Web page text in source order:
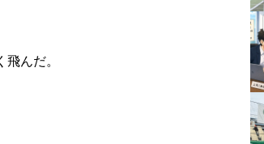
んだ。